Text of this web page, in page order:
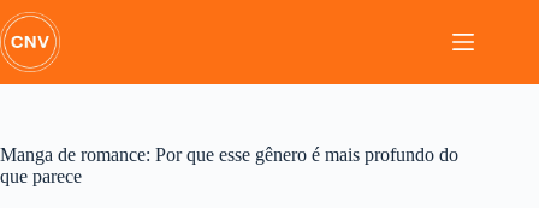
Pular
para
o
conteúdo
Manga de romance: Por que esse gênero é mais profundo do
que parece